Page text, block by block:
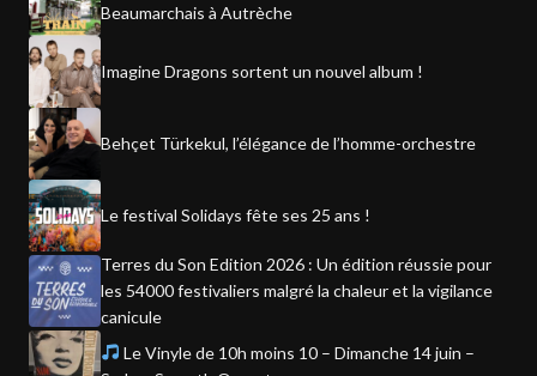
Beaumarchais à Autrèche
Imagine Dragons sortent un nouvel album !
Behçet Türkekul, l’élégance de l’homme-orchestre
Le festival Solidays fête ses 25 ans !
Terres du Son Edition 2026 : Un édition réussie pour
les 54000 festivaliers malgré la chaleur et la vigilance
canicule
Le Vinyle de 10h moins 10 – Dimanche 14 juin –